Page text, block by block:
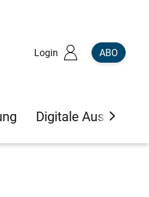
Login ABO
Digitale Ausgaben